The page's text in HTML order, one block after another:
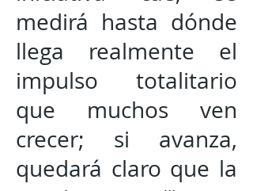
medirá hasta dónde
llega realmente el
impulso totalitario
que muchos ven
crecer; si avanza,
quedará claro que la